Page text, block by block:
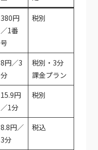
380円
／1番
号
税別
8円／3
分
税別・3分
課金プラン
15.9円
／1分
税別
8.8円／
3分
税込